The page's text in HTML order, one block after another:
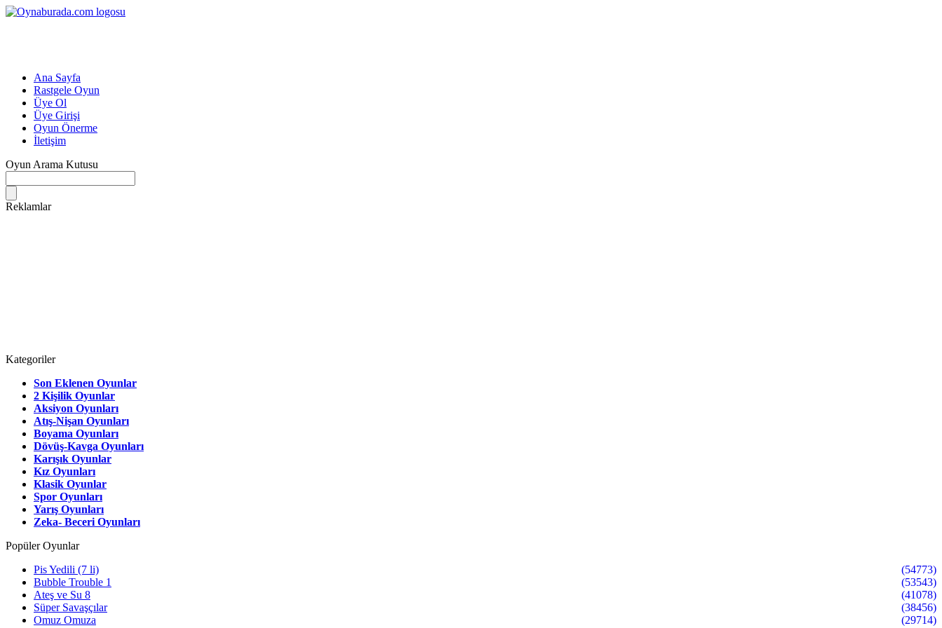
Ana Sayfa
Rastgele Oyun
Üye Ol
Üye Girişi
Oyun Önerme
İletişim
Oyun Arama Kutusu
Reklamlar
Kategoriler
Son Eklenen Oyunlar
2 Kişilik Oyunlar
Aksiyon Oyunları
Atış-Nişan Oyunları
Boyama Oyunları
Dövüş-Kavga Oyunları
Karışık Oyunlar
Kız Oyunları
Klasik Oyunlar
Spor Oyunları
Yarış Oyunları
Zeka- Beceri Oyunları
Popüler Oyunlar
(54773)
Pis Yedili (7 li)
(53543)
Bubble Trouble 1
(41078)
Ateş ve Su 8
(38456)
Süper Savaşçılar
(29714)
Omuz Omuza